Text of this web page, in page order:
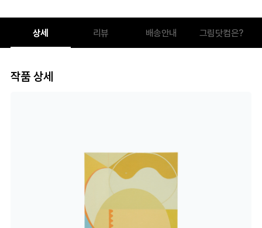
상세 리뷰 배송안내 그림닷컴은?
작품 상세